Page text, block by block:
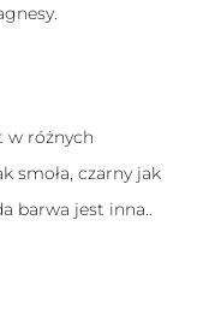
w różnych
smoła, czarny jak
barwa jest inna..